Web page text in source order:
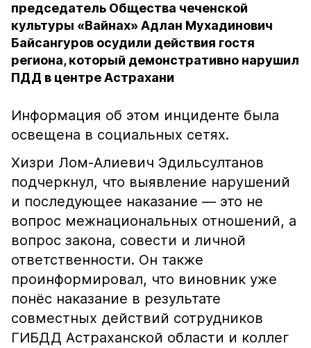
председатель Общества чеченской
культуры «Вайнах» Адлан Мухадинович
Байсангуров осудили действия гостя
региона, который демонстративно нарушил
ПДД в центре Астрахани
Информация об этом инциденте была
освещена в социальных сетях.
Хизри Лом-Алиевич Эдильсултанов
подчеркнул, что выявление нарушений
и последующее наказание — это не
вопрос межнациональных отношений, а
вопрос закона, совести и личной
ответственности. Он также
проинформировал, что виновник уже
понёс наказание в результате
совместных действий сотрудников
ГИБДД Астраханской области и коллег